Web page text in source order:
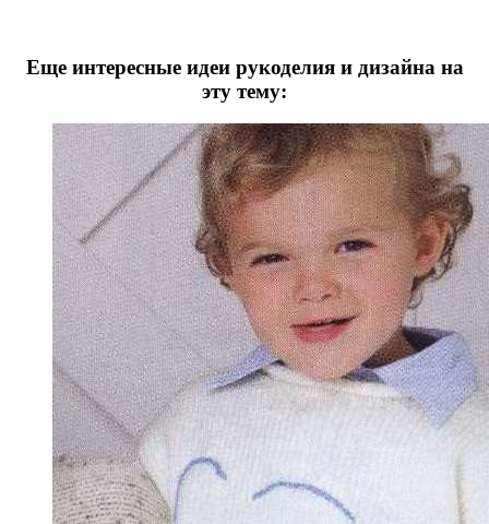
Еще интересные идеи рукоделия и дизайна на
эту тему: